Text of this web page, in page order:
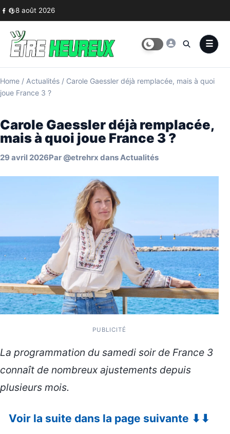
Skip to content
8 août 2026
Home / Actualités / Carole Gaessler déjà remplacée, mais à quoi
joue France 3 ?
Carole Gaessler déjà remplacée,
mais à quoi joue France 3 ?
29 avril 2026Par @etrehrx dansActualités
PUBLICITÉ
La programmation du samedi soir de France 3
connaît de nombreux ajustements depuis
plusieurs mois.
Voir la suite dans la page suivante ⬇⬇